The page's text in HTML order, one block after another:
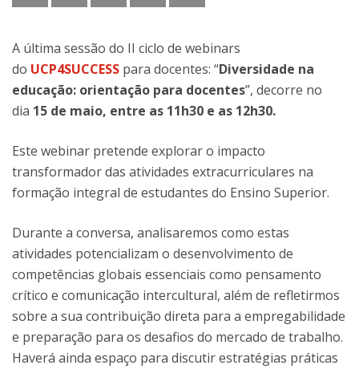
A última sessão do II ciclo de webinars
do UCP4SUCCESS para docentes: “Diversidade na
educação: orientação para docentes”, decorre no
dia 15 de maio, entre as 11h30 e as 12h30.
Este webinar pretende explorar o impacto
transformador das atividades extracurriculares na
formação integral de estudantes do Ensino Superior.
Durante a conversa, analisaremos como estas
atividades potencializam o desenvolvimento de
competências globais essenciais como pensamento
crítico e comunicação intercultural, além de refletirmos
sobre a sua contribuição direta para a empregabilidade
e preparação para os desafios do mercado de trabalho.
Haverá ainda espaço para discutir estratégias práticas